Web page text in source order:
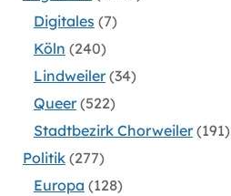
Digitales (7)
Köln (240)
Lindweiler(34)
Queer(522)
Stadtbezirk Chorweiler(191)
Politik(277)
Europa (128)